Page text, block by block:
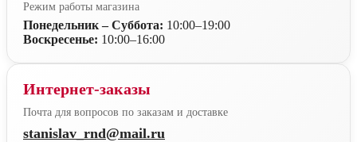
Режим работы магазина
Понедельник – Суббота: 10:00–19:00
Воскресенье: 10:00–16:00
Интернет-заказы
Почта для вопросов по заказам и доставке
stanislav_rnd@mail.ru